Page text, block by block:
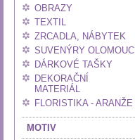
OBRAZY
TEXTIL
ZRCADLA, NÁBYTEK
SUVENÝRY OLOMOUC
DÁRKOVÉ TAŠKY
DEKORAČNÍ
MATERIÁL
FLORISTIKA - ARANŽE
MOTIV